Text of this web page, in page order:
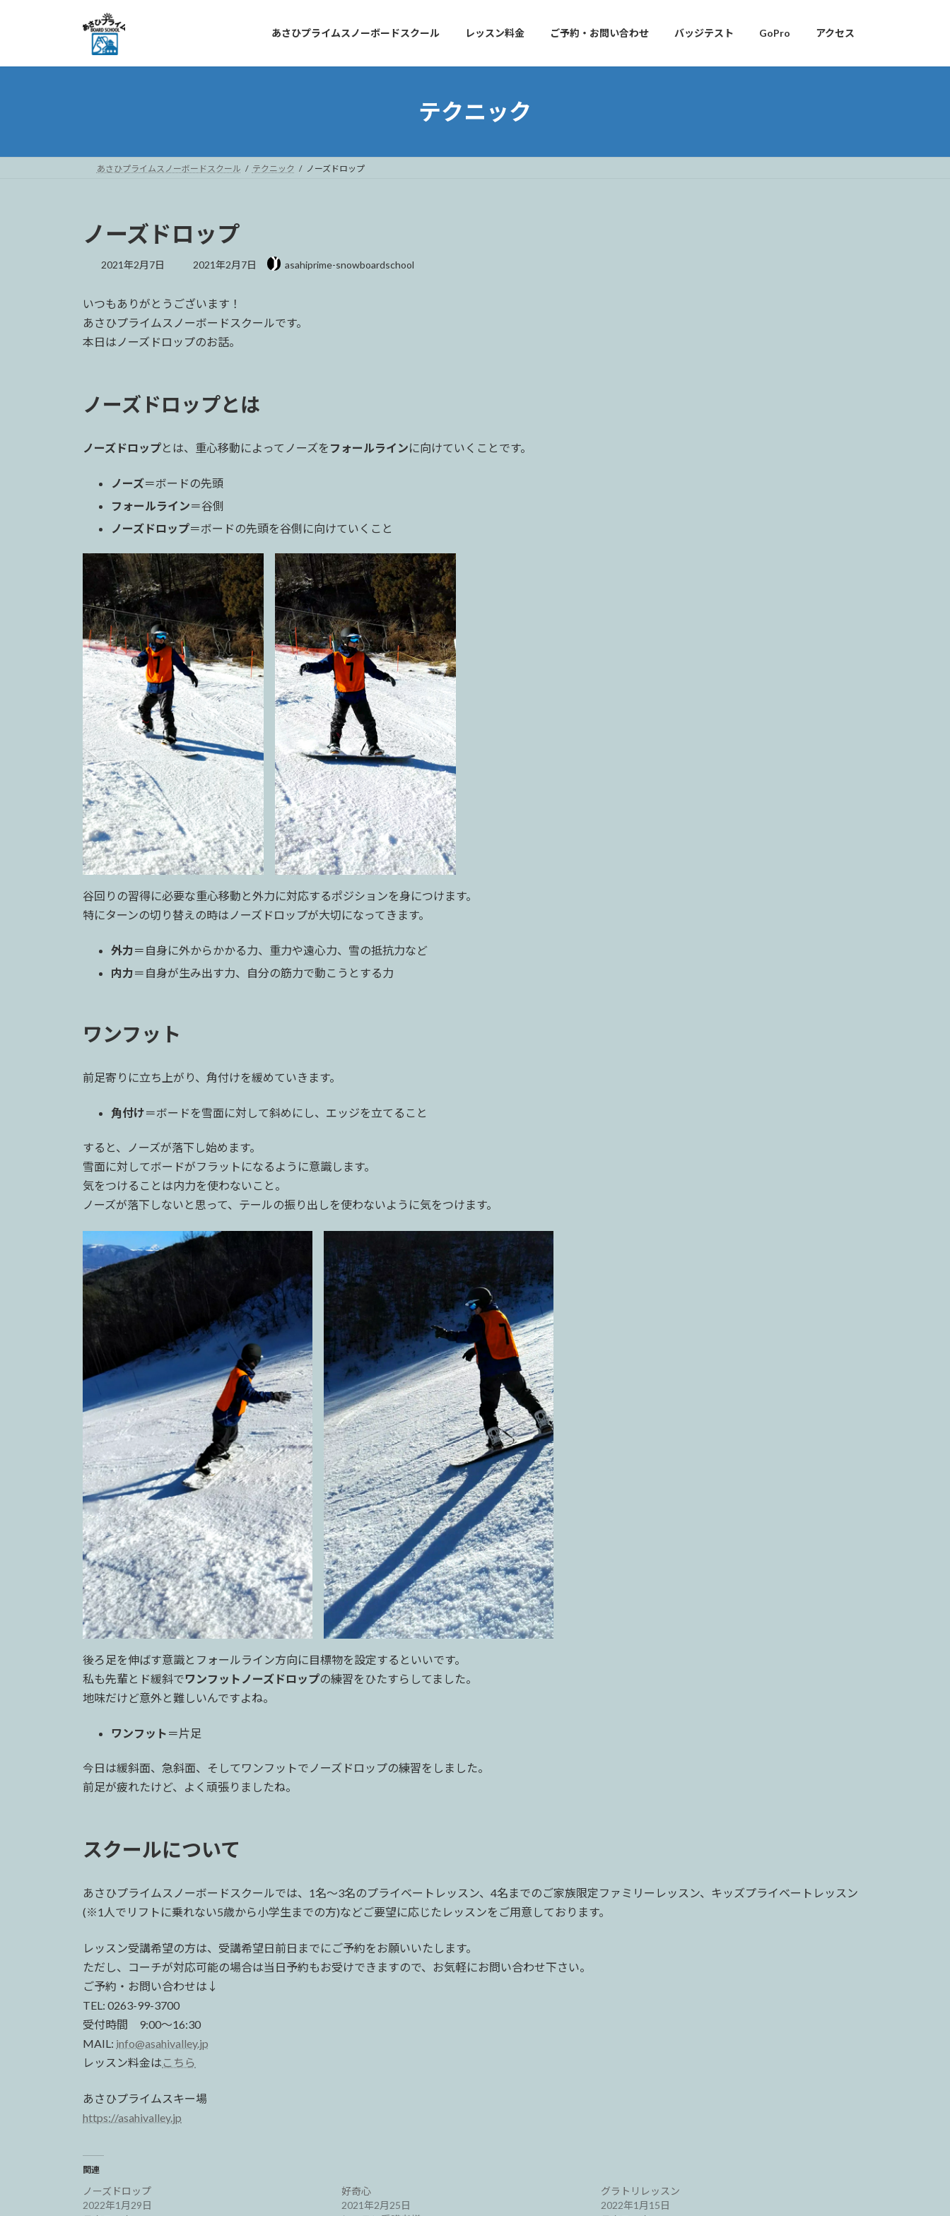
プ
動
あさひプライムスノーボードスクール レッスン料金 ご予約・お問い合わせ バッジテスト GoPro アクセス
テクニック
あさひプライムスノーボードスクール テクニック ノーズドロップ
ノーズドロップ
2021年2月7日
最
新
日
:
2021年2月7日 asahiprime-snowboardschool
いつもありがとうございます！
あさひプライムスノーボードスクールです。
本日はノーズドロップのお話。
ノーズドロップとは
ノーズドロップとは、重心移動によってノーズを フォールラインに向けていくことです。
ノーズ＝ボードの先頭
フォールライン＝谷側
ノーズドロップ＝ボードの先頭を谷側に向けていくこと
谷回りの習得に必要な重心移動と外力に対応するポジションを身につけます。
特にターンの切り替えの時はノーズドロップが大切になってきます。
外力＝自身に外からかかる力、重力や遠心力、雪の抵抗力など
内力＝自身が生み出す力、自分の筋力で動こうとする力
ワンフット
前足寄りに立ち上がり、角付けを緩めていきます。
角付け＝ボードを雪面に対して斜めにし、エッジを立てること
すると、ノーズが落下し始めます。
雪面に対してボードがフラットになるように意識します。
気をつけることは内力を使わないこと。
ノーズが落下しないと思って、テールの振り出しを使わないように気をつけます。
後ろ足を伸ばす意識とフォールライン方向に目標物を設定するといいです。
私も先輩とド緩斜でワンフットノーズドロップの練習をひたすらしてました。
地味だけど意外と難しいんですよね。
ワンフット ＝片足
今日は緩斜面、急斜面、そしてワンフットでノーズドロップの練習をしました。
前足が疲れたけど、よく頑張りましたね。
スクールについて
あさひプライムスノーボードスクールでは、1名〜3名のプライベートレッスン、4名までのご家族限定ファミリーレッスン、キッズプライベートレッスン
(※1人でリフトに乗れない5歳から小学生までの方)などご要望に応じたレッスンをご用意しております。
レッスン受講希望の方は、受講希望日前日までにご予約をお願いいたします。
ただし、コーチが対応可能の場合は当日予約もお受けできますので、お気軽にお問い合わせ下さい。
ご予約・お問い合わせは↓
TEL: 0263-99-3700
受付時間 9:00〜16:30
MAIL: info@asahivalley.jp
レッスン料金は こちら
あさひプライムスキー場
https://asahivalley.jp
関連
ノーズドロップ
2022年1月29日
好奇心
2021年2月25日
グラトリレッスン
2022年1月15日